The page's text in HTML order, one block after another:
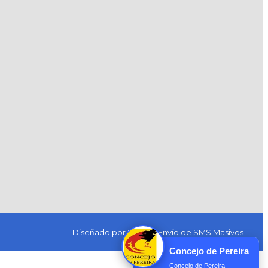
Diseñado por Exus™|Envío de SMS Masivos